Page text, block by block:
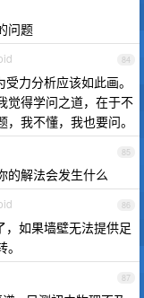
问题
84
力分析应该如此画。
觉得学问之道，在于不
我不懂，我也要问。
85
的解法会发生什么
86
如果墙壁无法提供足
87